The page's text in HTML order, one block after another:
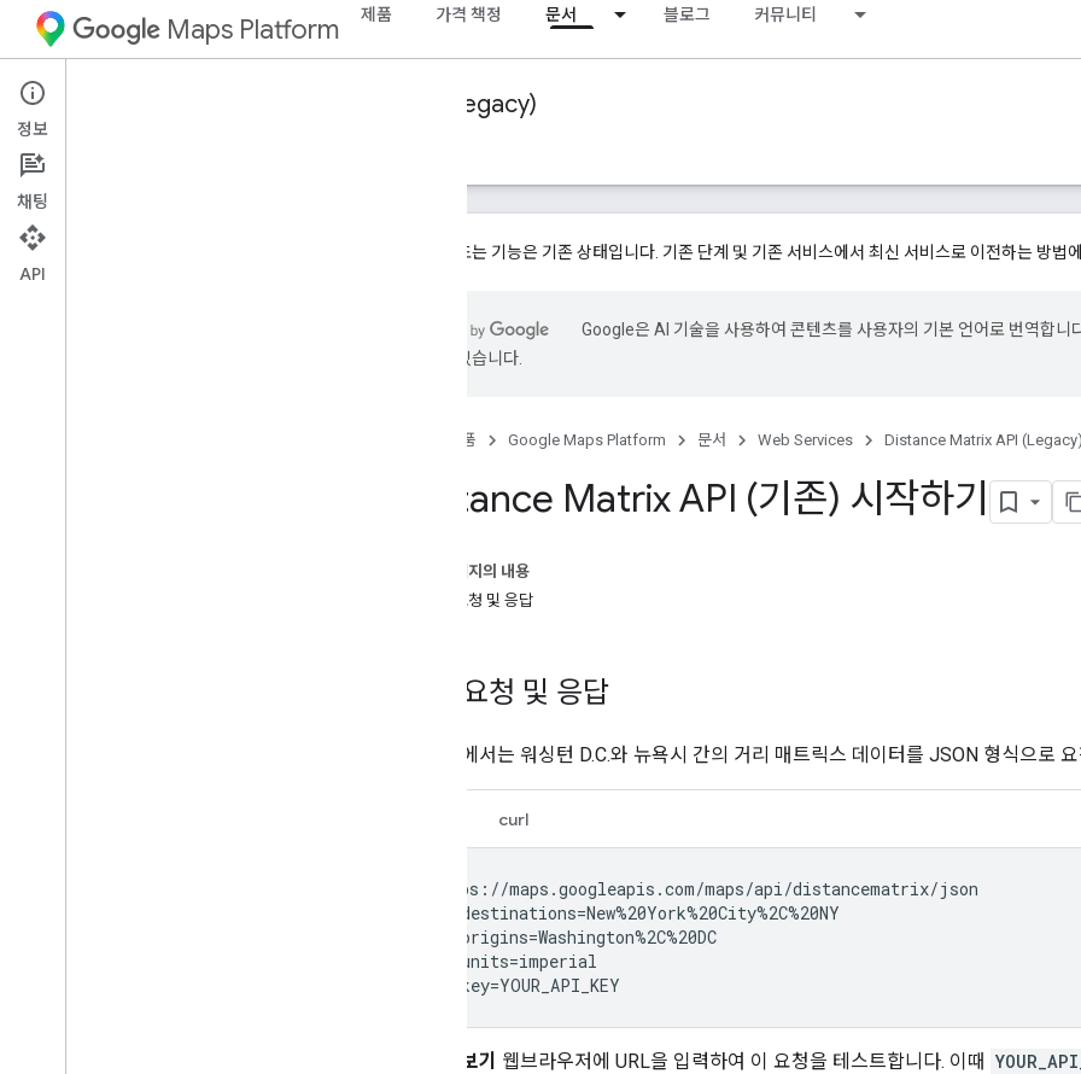
Maps Platform 제품 가격 책정 문서 블로그 커뮤니티
Web Services Distance Matrix API (Legacy)
가이드
이 제품 또는 기능은 기존 상태입니다. 기존 단계 및 기존 서비스에서 최신 서비스로 이전하는 방법
Google은 AI 기술을 사용하여 콘텐츠를 사용자의 기본 언어로 번역합니
있을 수 있습니다.
제품 Google Maps Platform 문서 Web Services Distance Matrix API (Legacy)
Distance Matrix API (기존) 시작하기
이 페이지의 내용
샘플 요청 및 응답
샘플 요청 및 응답
다음 예에서는 워싱턴 D.C.와 뉴욕시 간의 거리 매트릭스 데이터를 JSON 형식으로
curl
https://maps.googleapis.com/maps/api/distancematrix/json
  ?destinations=New%20York%20City%2C%20NY
  &origins=Washington%2C%20DC
  &units=imperial
  &key=YOUR_API_KEY
사용해 보기 웹브라우저에 URL을 입력하여 이 요청을 테스트합니다. 이때
정보
채팅
API